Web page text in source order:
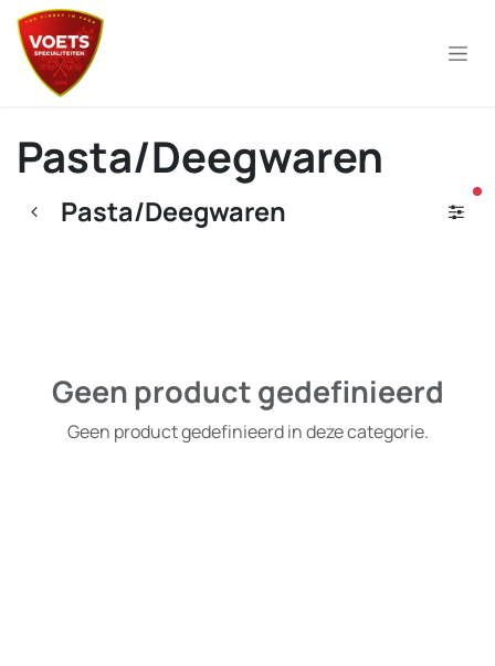
Overslaan naar inhoud
Pasta/Deegwaren
Pasta/Deegwaren
Geen product gedefinieerd
Geen product gedefinieerd in deze categorie.